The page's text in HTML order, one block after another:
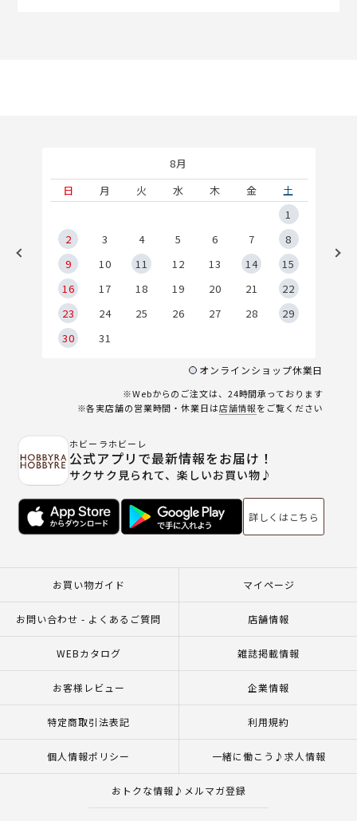
8月
日
月 火 水 木 金
土
1
2
3 4 5 6 7
8
9
10 11 12 13 14
15
16
17 18 19 20 21
22
23
24 25 26 27 28
29
30
31
オンラインショップ休業日
※Webからのご注文は、24時間承っております
※各実店舗の営業時間・休業日は店舗情報をご覧ください
ホビーラホビーレ
公式アプリで最新情報をお届け！
サクサク見られて、楽しいお買い物♪
詳しくはこちら
お買い物ガイド マイページ
お問い合わせ - よくあるご質問 店舗情報
WEBカタログ 雑誌掲載情報
お客様レビュー 企業情報
特定商取引法表記 利用規約
個人情報ポリシー 一緒に働こう♪求人情報
おトクな情報♪メルマガ登録